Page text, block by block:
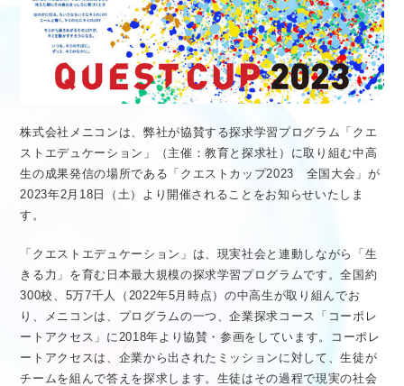
株式会社メニコンは、弊社が協賛する探求学習プログラム「クエ
ストエデュケーション」（主催：教育と探求社）に取り組む中高
生の成果発信の場所である「クエストカップ2023 全国大会」が
2023年2月18日（土）より開催されることをお知らせいたしま
す。
「クエストエデュケーション」は、現実社会と連動しながら「生
きる力」を育む日本最大規模の探求学習プログラムです。全国約
300校、5万7千人（2022年5月時点）の中高生が取り組んでお
り、メニコンは、プログラムの一つ、企業探求コース「コーポレ
ートアクセス」に2018年より協賛・参画をしています。コーポレ
ートアクセスは、企業から出されたミッションに対して、生徒が
チームを組んで答えを探求します。生徒はその過程で現実の社会